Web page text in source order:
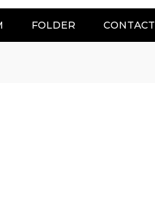
FOLDER CONTACT